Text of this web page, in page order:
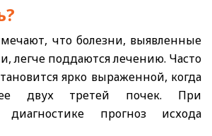
что болезни, выявленные
легче поддаются лечению. Часто
ярко выраженной, когда
двух третей почек. При
диагностике прогноз исхода